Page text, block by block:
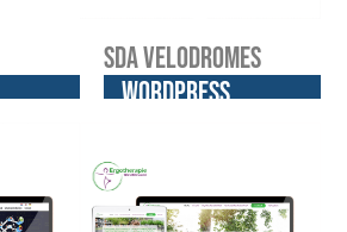
SDA Velodromes
WordPress